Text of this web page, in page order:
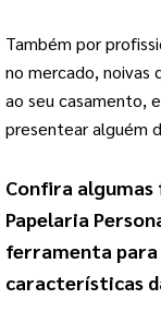
Também por
no mercado, noivas
ao seu casamento,
presentear alguém
Papelaria
ferramenta
características